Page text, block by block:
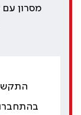
מסרון